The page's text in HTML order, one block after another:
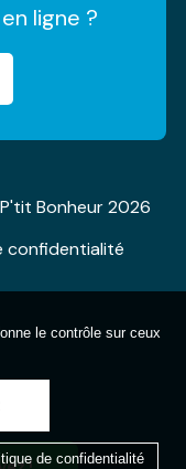
ligne ?
Bonheur 2026
confidentialité
le contrôle sur ceux
de confidentialité